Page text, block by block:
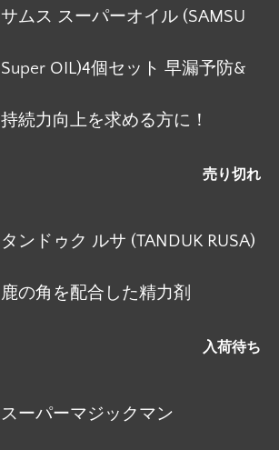
サムス スーパーオイル (SAMSU
Super OIL)4個セット 早漏予防&
持続力向上を求める方に！
売り切れ
タンドゥク ルサ (TANDUK RUSA)
鹿の角を配合した精力剤
入荷待ち
スーパーマジックマン